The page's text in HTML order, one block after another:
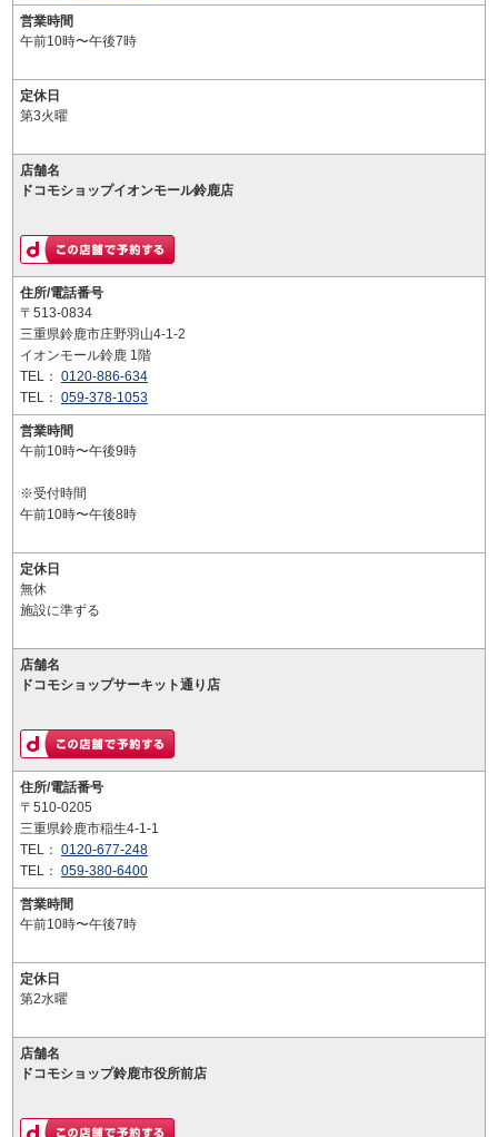
営業時間
午前10時〜午後7時
定休日
第3火曜
店舗名
ドコモショップイオンモール鈴鹿店
住所/電話番号
〒513-0834
三重県鈴鹿市庄野羽山4-1-2
イオンモール鈴鹿 1階
TEL： 0120-886-634
TEL： 059-378-1053
営業時間
午前10時〜午後9時
※受付時間
午前10時〜午後8時
定休日
無休
施設に準ずる
店舗名
ドコモショップサーキット通り店
住所/電話番号
〒510-0205
三重県鈴鹿市稲生4-1-1
TEL： 0120-677-248
TEL： 059-380-6400
営業時間
午前10時〜午後7時
定休日
第2水曜
店舗名
ドコモショップ鈴鹿市役所前店